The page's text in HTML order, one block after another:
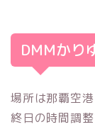
DMMかり
場所は那覇空
終日の時間調